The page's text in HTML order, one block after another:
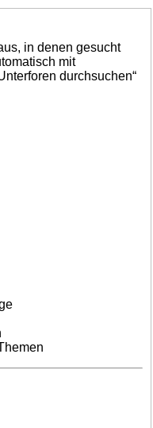
in denen gesucht
mit
durchsuchen“